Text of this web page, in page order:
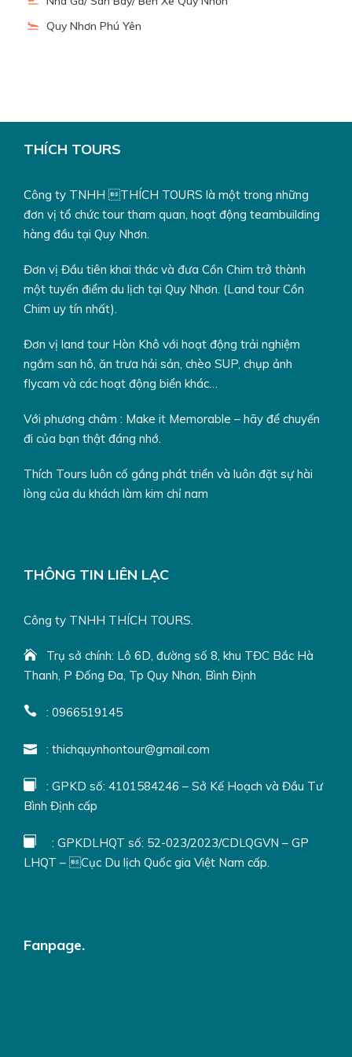
giáp với Vịnh Vân Phong, nơi cập bến của những chuyến
ban đầu. Kết thúc chương trình
Hải Đăng Mũi Điện – Vịnh Vũng Rô – Đảo Hòn Nưa 1
ngày. Chia tay và hẹn gặp lại!
MENU bữa trưa:
Ốc mặt trăng hấp xả
Cá Ồ nướng cuốn bánh tráng rau sống
Cá bóp kho tộ + cơm trắng
Lẩu chua cá bóp
Hàu sữa chiên trứng
Trái cây tráng miệng
Khăn lạnh + trà đá
( thực đơn có thể thay đổi tùy tình hình thời tiết và yêu cầu
Quy Nhơn Phú Yên
THÍCH TOURS
Công ty TNHH THÍCH TOURS là một trong những
đơn vị tổ chức tour tham quan, hoạt động teambuilding
hàng đầu tại Quy Nhơn.
Đơn vị Đầu tiên khai thác và đưa Cồn Chim trở thành
một tuyến điểm du lịch tại Quy Nhơn. (Land tour Cồn
Chim uy tín nhất).
Đơn vị land tour Hòn Khô với hoạt động trải nghiệm
ngắm san hô, ăn trưa hải sản, chèo SUP, chụp ảnh
flycam và các hoạt động biển khác…
Với phương châm : Make it Memorable – hãy để chuyến
đi của bạn thật đáng nhớ.
Thích Tours luôn cố gắng phát triển và luôn đặt sự hài
lòng của du khách làm kim chỉ nam
THÔNG TIN LIÊN LẠC
Công ty TNHH THÍCH TOURS.
Trụ sở chính: Lô 6D, đường số 8, khu TĐC Bắc Hà
Thanh, P Đống Đa, Tp Quy Nhơn, Bình Định
: 0966519145
: thichquynhontour@gmail.com
: GPKD số: 4101584246 – Sở Kế Hoạch và Đầu Tư
Bình Định cấp
: GPKDLHQT số: 52-023/2023/CDLQGVN – GP
LHQT – Cục Du lịch Quốc gia Việt Nam cấp.
Fanpage.